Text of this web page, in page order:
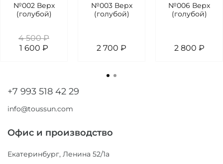
№002 Верх
(голубой)
4 500 ₽
1 600 ₽
№003 Верх
(голубой)
2 700 ₽
№006 Верх
(голубой)
2 800 ₽
+7 993 518 42 29
info@toussun.com
Офис и производство
Екатеринбург, Ленина 52/1а